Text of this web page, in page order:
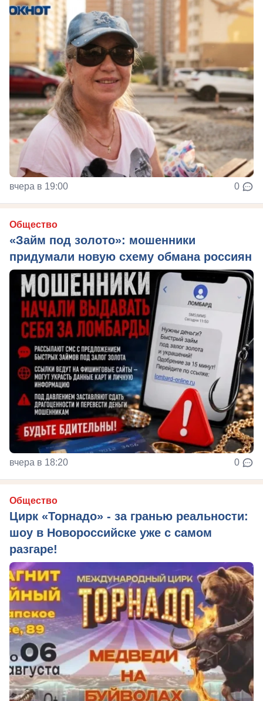
вчера в 19:00 0
Общество
«Займ под золото»: мошенники
придумали новую схему обмана россиян
вчера в 18:20 0
Общество
Цирк «Торнадо» - за гранью реальности:
шоу в Новороссийске уже с самом
разгаре!